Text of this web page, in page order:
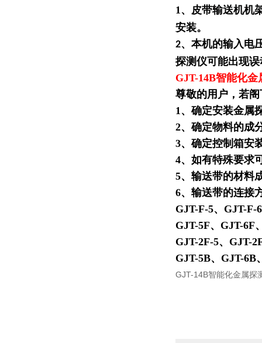
1、皮带输送机机
安装。
2、本机的输入电
探测仪可能出现
GJT-14B智能化
尊敬的用户，若
1、确定安装金属
2、确定物料的成
3、确定控制箱安
4、如有特殊要求
5、输送带的材料
6、输送带的连接
GJT-F-5、 GJT-F-6
GJT-5F、 GJT-6F
GJT-2F-5、 GJT-
GJT-5B、GJT-6B
GJT-14B智能化金属探